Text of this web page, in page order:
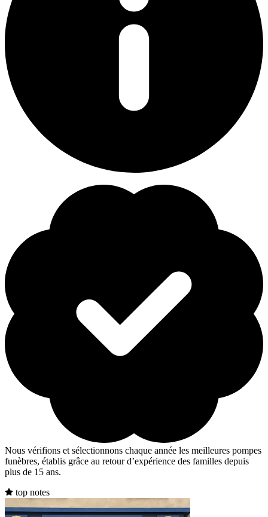
Nous vérifions et sélectionnons chaque année les meilleures pompes
funèbres, établis grâce au retour d’expérience des familles depuis
plus de 15 ans.
top notes